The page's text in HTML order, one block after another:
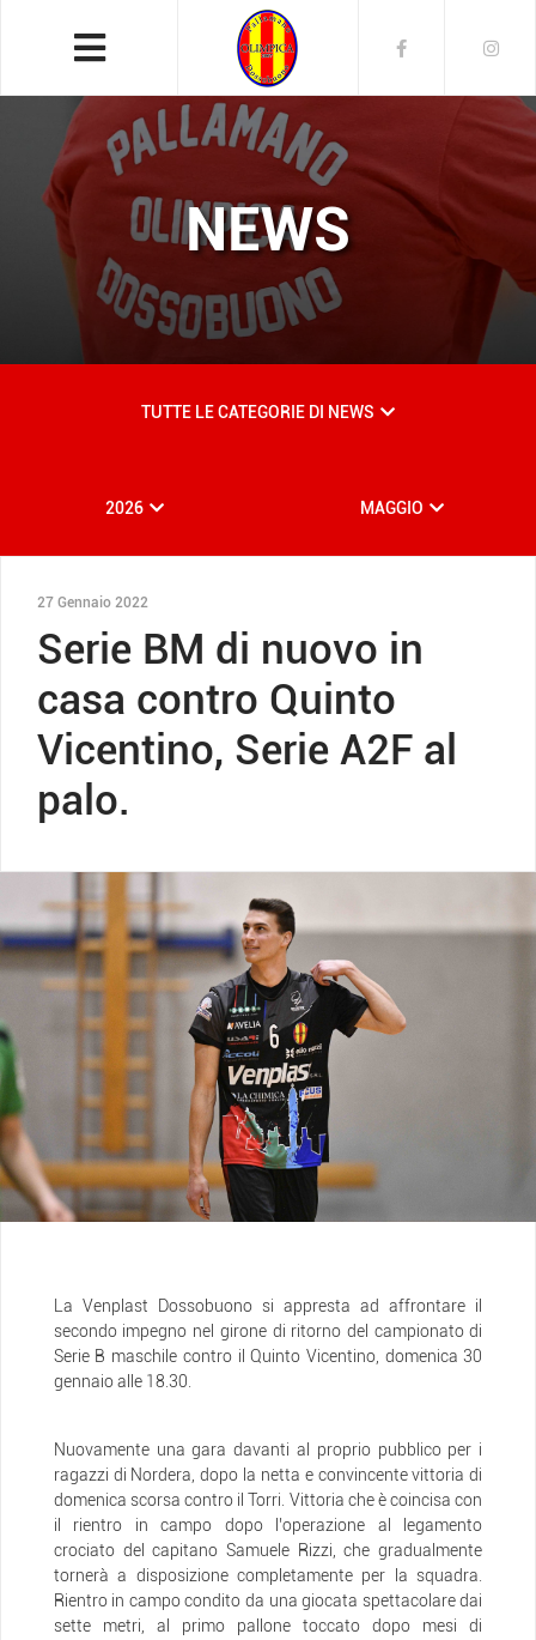
NEWS
TUTTE LE CATEGORIE DI NEWS
2026 MAGGIO
27 Gennaio 2022
Serie BM di nuovo in
casa contro Quinto
Vicentino, Serie A2F al
palo.
La Venplast Dossobuono si appresta ad affrontare il
secondo impegno nel girone di ritorno del campionato di
Serie B maschile contro il Quinto Vicentino, domenica 30
gennaio alle 18.30.
Nuovamente una gara davanti al proprio pubblico per i
ragazzi di Nordera, dopo la netta e convincente vittoria di
domenica scorsa contro il Torri. Vittoria che è coincisa con
il rientro in campo dopo l’operazione al legamento
crociato del capitano Samuele Rizzi, che gradualmente
tornerà a disposizione completamente per la squadra.
Rientro in campo condito da una giocata spettacolare dai
sette metri, al primo pallone toccato dopo mesi di